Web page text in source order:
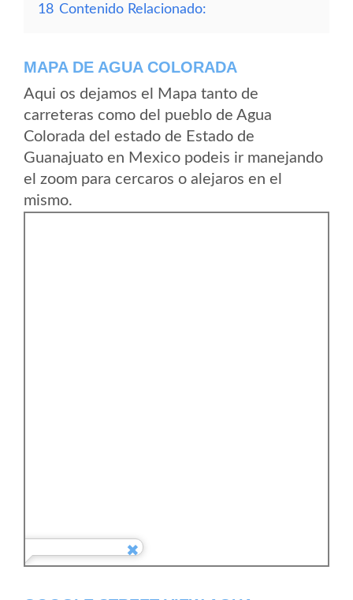
18 Contenido Relacionado:
MAPA DE AGUA COLORADA
Aqui os dejamos el Mapa tanto de
carreteras como del pueblo de Agua
Colorada del estado de Estado de
Guanajuato en Mexico podeis ir manejando
el zoom para cercaros o alejaros en el
mismo.